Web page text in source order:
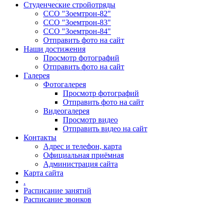
Студенческие стройотряды
ССО "Зоемтрон-82"
ССО "Зоемтрон-83"
ССО "Зоемтрон-84"
Отправить фото на сайт
Наши достижения
Просмотр фотографий
Отправить фото на сайт
Галерея
Фотогалерея
Просмотр фотографий
Отправить фото на сайт
Видеогалерея
Просмотр видео
Отправить видео на сайт
Контакты
Адрес и телефон, карта
Официальная приёмная
Администрация сайта
Карта сайта
.
Расписание занятий
Расписание звонков